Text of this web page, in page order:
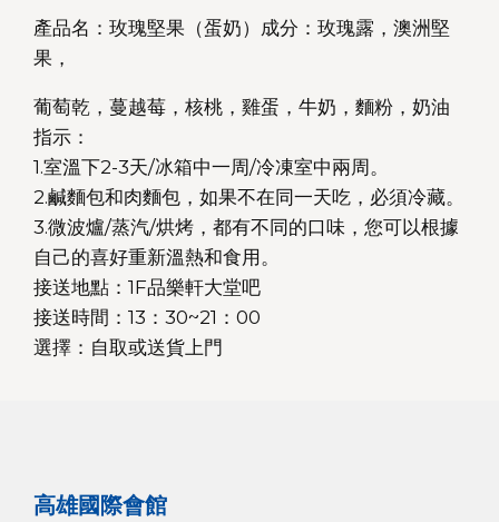
產品名：玫瑰堅果（蛋奶）成分：玫瑰露，澳洲堅
果，
葡萄乾，蔓越莓，核桃，雞蛋，牛奶，麵粉，奶油
指示：
1.室溫下2-3天/冰箱中一周/冷凍室中兩周。
2.鹹麵包和肉麵包，如果不在同一天吃，必須冷藏。
3.微波爐/蒸汽/烘烤，都有不同的口味，您可以根據
自己的喜好重新溫熱和食用。
接送地點：1F品樂軒大堂吧
接送時間：13：30~21：00
選擇：自取或送貨上門
高雄國際會館